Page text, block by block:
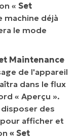
« Set
machine déjà
le mode
Maintenance
de l'appareil
dans le flux
« Aperçu ».
des
afficher et
« Set